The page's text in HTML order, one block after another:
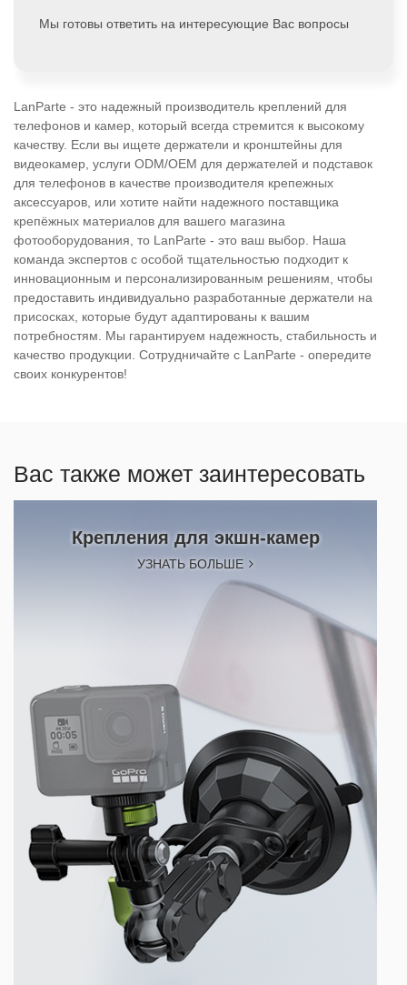
Мы готовы ответить на интересующие Вас вопросы
LanParte - это надежный производитель креплений для
телефонов и камер, который всегда стремится к высокому
качеству. Если вы ищете держатели и кронштейны для
видеокамер, услуги ODM/OEM для держателей и подставок
для телефонов в качестве производителя крепежных
аксессуаров, или хотите найти надежного поставщика
крепёжных материалов для вашего магазина
фотооборудования, то LanParte - это ваш выбор. Наша
команда экспертов с особой тщательностью подходит к
инновационным и персонализированным решениям, чтобы
предоставить индивидуально разработанные держатели на
присосках, которые будут адаптированы к вашим
потребностям. Мы гарантируем надежность, стабильность и
качество продукции. Сотрудничайте с LanParte - опередите
своих конкурентов!
Вас также может заинтересовать
Крепления для экшн-камер
УЗНАТЬ БОЛЬШЕ